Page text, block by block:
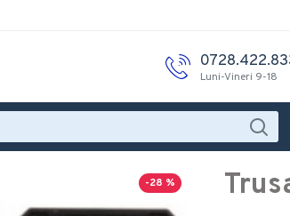
Luni-Vineri 9-18
-28 %